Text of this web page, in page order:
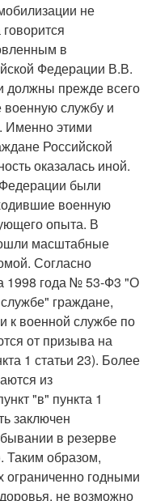
не
в
Федерации В.В.
должны прежде всего
службу и
Именно этими
Российской
оказалась иной.
были
военную
опыта. В
масштабные
Согласно
1998 года № 53-Ф3 "О
граждане,
к военной службе по
от призыва на
1 статьи 23). Более
из
"в" пункта 1
заключен
в резерве
Таким образом,
ограниченно годными
не возможно